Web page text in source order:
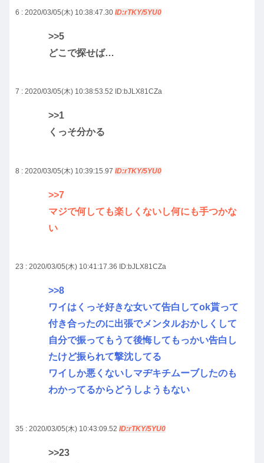
6 : 2020/03/05(木) 10:38:47.30 ID:rTKY/5YU0
>>5
どこで探せば…
7 : 2020/03/05(木) 10:38:53.52 ID:bJLX81CZa
>>1
くっそ分かる
8 : 2020/03/05(木) 10:39:15.97 ID:rTKY/5YU0
>>7
マジで何しても楽しくないし何にも手つかな
い
23 : 2020/03/05(木) 10:41:17.36 ID:bJLX81CZa
>>8
ワイはくっそ好きな女いて告白してok貰って
付き合ったのに出張でメンタルおかしくして
自分で振ってもうて後悔してもっかい告白し
たけど振られて撃沈してる
ワイしか悪くないしマヂキチムーブしたのも
わかってるからどうしようもない
35 : 2020/03/05(木) 10:43:09.52 ID:rTKY/5YU0
>>23